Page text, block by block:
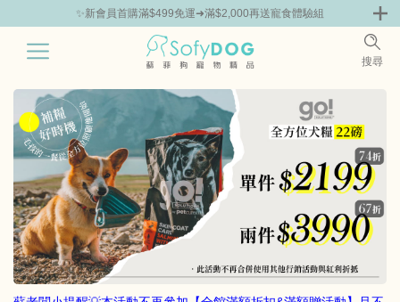
✨新會員首購滿$499免運➜滿$2,000再送寵食體驗組
搜尋
零食專區 飼料 | 凍乾優惠組 主食罐 | 餐包優惠